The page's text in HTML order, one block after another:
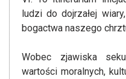
ludzi do dojrzałej
bogactwa naszego
Wobec zjawiska
wartości moralnych,